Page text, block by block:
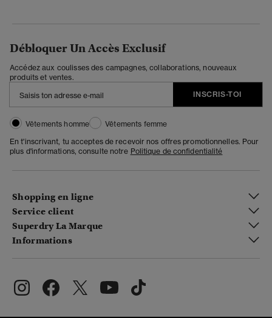
Débloquer Un Accès Exclusif
Accédez aux coulisses des campagnes, collaborations, nouveaux
produits et ventes.
INSCRIS-TOI
Vêtements homme
Vêtements femme
En t'inscrivant, tu acceptes de recevoir nos offres promotionnelles. Pour
plus d'informations, consulte notre Politique de confidentialité
Shopping en ligne
Service client
Superdry La Marque
Informations